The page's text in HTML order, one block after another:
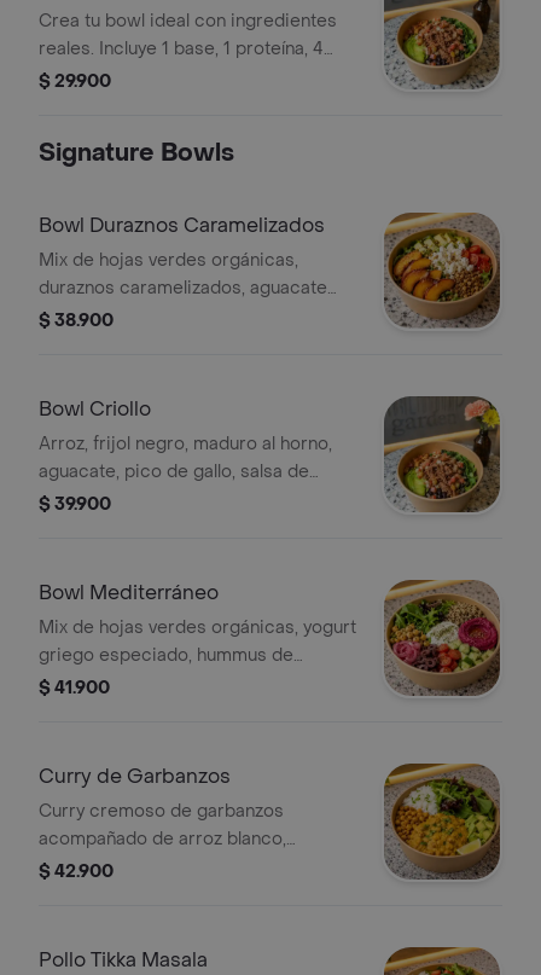
Crea tu bowl ideal con ingredientes
reales. Incluye 1 base, 1 proteína, 4
ingredientes frescos, 1 crocante y 1
$ 29.900
Signature Bowls
Bowl Duraznos Caramelizados
Mix de hojas verdes orgánicas,
duraznos caramelizados, aguacate
fresco, tomate cherry, lentejas
favorita
$ 38.900
Bowl Criollo
Arroz, frijol negro, maduro al horno,
aguacate, pico de gallo, salsa de
aguacate y hojas verdes orgánicas.
$ 39.900
Bowl Mediterráneo
Mix de hojas verdes orgánicas, yogurt
griego especiado, hummus de
remolacha, garbanzos, pepino, tomate
favorita
$ 41.900
Curry de Garbanzos
Curry cremoso de garbanzos
acompañado de arroz blanco,
aguacate, cilantro, mix de hojas
$ 42.900
Pollo Tikka Masala